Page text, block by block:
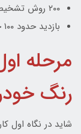
۲۰۰ روش تشخیص
بازدید حدود ۱۰۰ خودرو در طول مدت آموزش
مرحله
رنگ
شاید در نگاه اول